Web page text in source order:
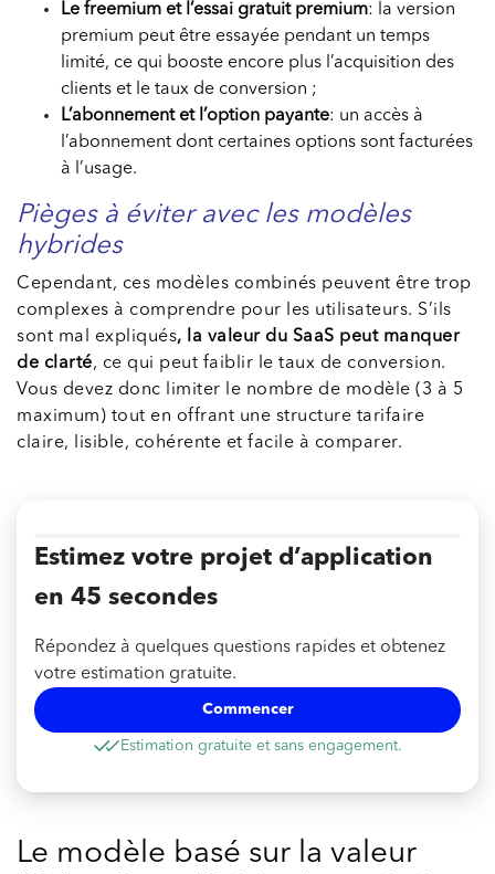
Le freemium et l’essai gratuit premium: la version
premium peut être essayée pendant un temps
limité, ce qui booste encore plus l’acquisition des
clients et le taux de conversion ;
L’abonnement et l’option payante: un accès à
l’abonnement dont certaines options sont facturées
à l’usage.
Pièges à éviter avec les modèles
hybrides
Cependant, ces modèles combinés peuvent être trop
complexes à comprendre pour les utilisateurs. S’ils
sont mal expliqués, la valeur du SaaS peut manquer
de clarté, ce qui peut faiblir le taux de conversion.
Vous devez donc limiter le nombre de modèle (3 à 5
maximum) tout en offrant une structure tarifaire
claire, lisible, cohérente et facile à comparer.
Estimez votre projet d’application
en 45 secondes
Répondez à quelques questions rapides et obtenez
votre estimation gratuite.
Commencer
Estimation gratuite et sans engagement.
Le modèle basé sur la valeur